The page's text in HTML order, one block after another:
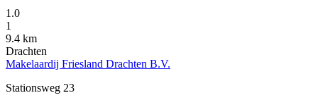
1.0
1
9.4 km
Drachten
Makelaardij Friesland Drachten B.V.
Stationsweg 23